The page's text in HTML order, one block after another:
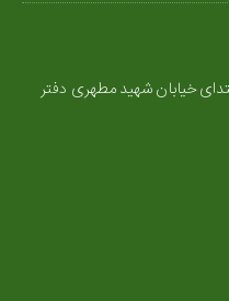
خیابان شهید مطهری دفتر